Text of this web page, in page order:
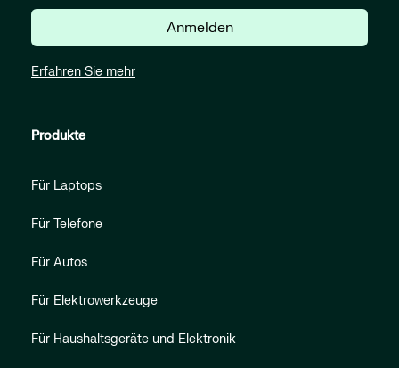
Anmelden
Erfahren Sie mehr
Produkte
Für Laptops
Für Telefone
Für Autos
Für Elektrowerkzeuge
Für Haushaltsgeräte und Elektronik